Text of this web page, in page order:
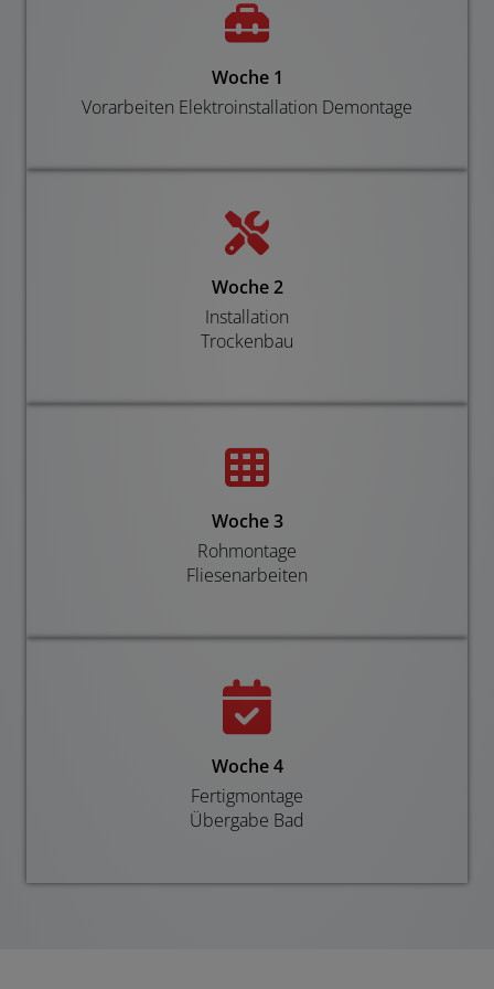
Woche 1
Vorarbeiten Elektroinstallation Demontage
Woche 2
Installation
Trockenbau
Woche 3
Rohmontage
Fliesenarbeiten
Woche 4
Fertigmontage
Übergabe Bad